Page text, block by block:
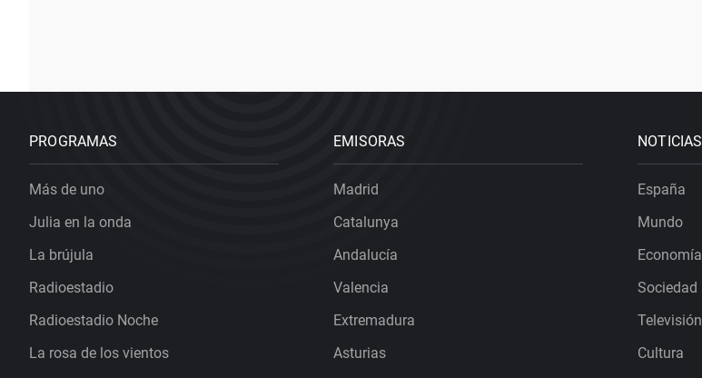
PROGRAMAS
Más de uno
Julia en la onda
La brújula
Radioestadio
Radioestadio Noche
La rosa de los vientos
EMISORAS
Madrid
Catalunya
Andalucía
Valencia
Extremadura
Asturias
NOTICIAS
España
Mundo
Economía
Sociedad
Televisión
Cultura